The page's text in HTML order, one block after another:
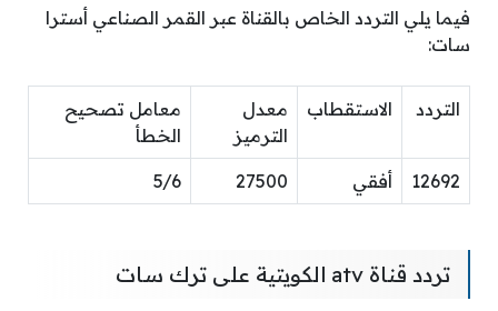
فيما يلي التردد الخاص بالقناة عبر القمر الصناعي أسترا
سات:
التردد الاستقطاب
معدل
الترميز
معامل تصحيح
الخطأ
12692 أفقي 27500
5/6
تردد قناة atv الكويتية على ترك سات